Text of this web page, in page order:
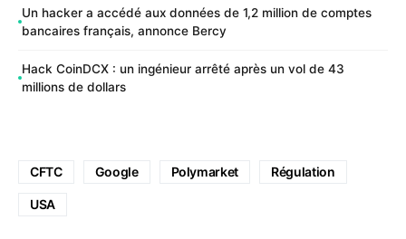
Un hacker a accédé aux données de 1,2 million de comptes
bancaires français, annonce Bercy
Hack CoinDCX : un ingénieur arrêté après un vol de 43
millions de dollars
CFTC Google Polymarket Régulation
USA